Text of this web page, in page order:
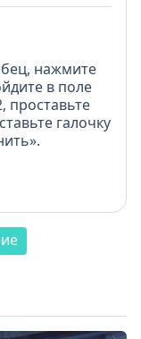
нажмите
в поле
галочку